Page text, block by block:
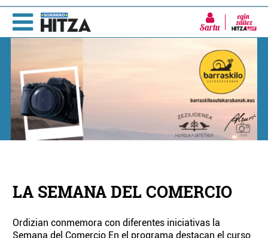
Sartu
LA SEMANA DEL COMERCIO
Ordizian conmemora con diferentes iniciativas la
Semana del Comercio En el programa destacan el curso